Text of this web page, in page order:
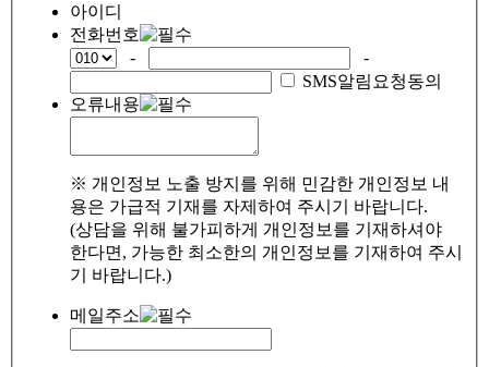
아이디
전화번호
-
-
SMS알림요청동의
오류내용
※ 개인정보 노출 방지를 위해 민감한 개인정보 내
용은 가급적 기재를 자제하여 주시기 바랍니다.
(상담을 위해 불가피하게 개인정보를 기재하셔야
한다면, 가능한 최소한의 개인정보를 기재하여 주시
기 바랍니다.)
메일주소